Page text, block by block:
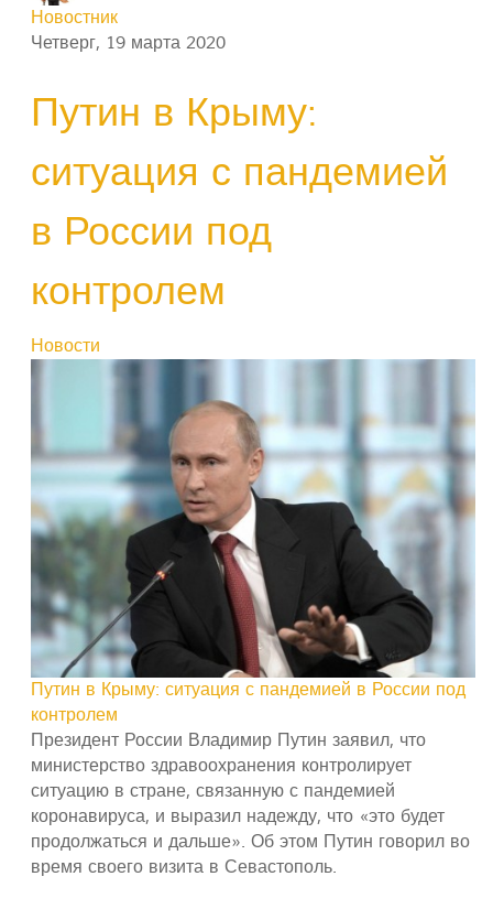
Новостник
Четверг, 19 марта 2020
Путин в Крыму:
ситуация с пандемией
в России под
контролем
Новости
Путин в Крыму: ситуация с пандемией в России под
контролем
Президент России Владимир Путин заявил, что
министерство здравоохранения контролирует
ситуацию в стране, связанную с пандемией
коронавируса, и выразил надежду, что «это будет
продолжаться и дальше». Об этом Путин говорил во
время своего визита в Севастополь.